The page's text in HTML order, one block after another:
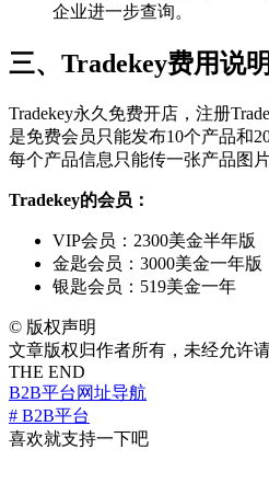
企业进一步查询。
三、Tradekey费用说明
Tradekey永久免费开店，注册
是免费会员只能发布10个产品和
每个产品信息只能传一张产品图片
Tradekey的会员：
VIP会员：2300美金半年版
金匙会员：3000美金一年版
银匙会员：519美金一年
© 版权声明
文章版权归作者所有，未经允许请
THE END
B2B平台 网址导航
# B2B平台
喜欢就支持一下吧